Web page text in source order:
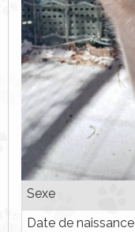
Sexe
Date de naissance